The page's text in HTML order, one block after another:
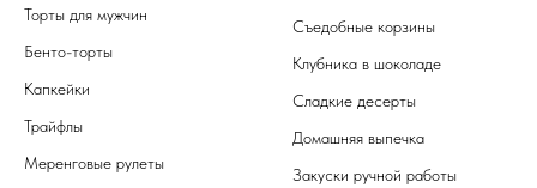
Торты для мужчин
Бенто-торты
Капкейки
Трайфлы
Меренговые рулеты
Съедобные корзины
Клубника в шоколаде
Сладкие десерты
Домашняя выпечка
Закуски ручной работы